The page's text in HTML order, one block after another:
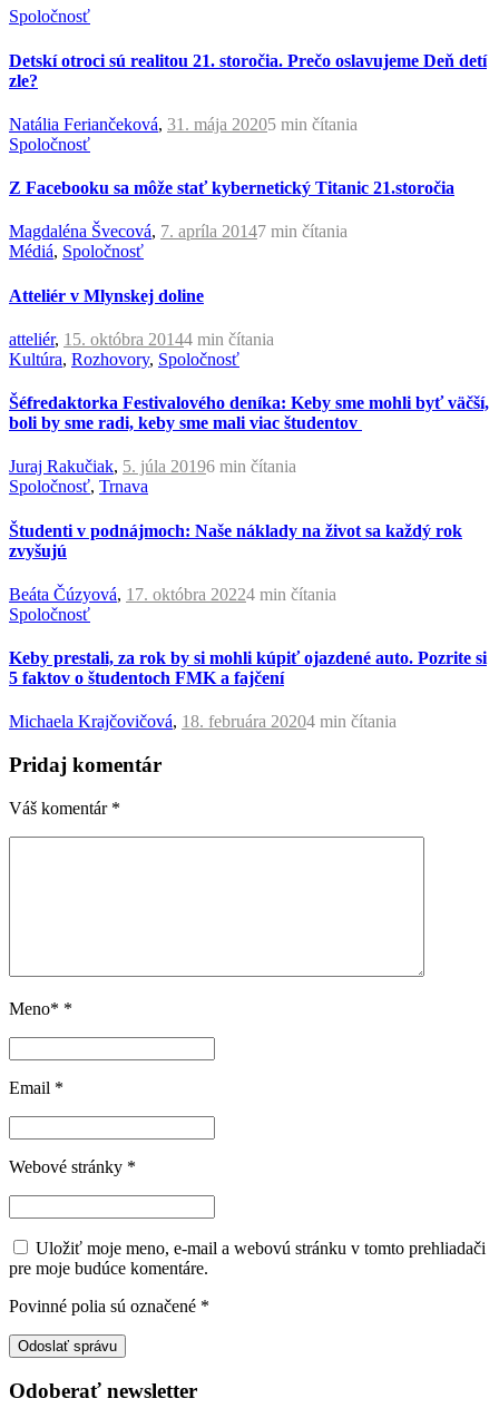
Spoločnosť
Detskí otroci sú realitou 21. storočia. Prečo oslavujeme Deň detí
zle?
Natália Feriančeková, 31. mája 20205 min čítania
Spoločnosť
Z Facebooku sa môže stať kybernetický Titanic 21.storočia
Magdaléna Švecová, 7. apríla 20147 min čítania
Médiá, Spoločnosť
Atteliér v Mlynskej doline
atteliér, 15. októbra 20144 min čítania
Kultúra, Rozhovory, Spoločnosť
Šéfredaktorka Festivalového deníka: Keby sme mohli byť väčší,
boli by sme radi, keby sme mali viac študentov
Juraj Rakučiak, 5. júla 20196 min čítania
Spoločnosť, Trnava
Študenti v podnájmoch: Naše náklady na život sa každý rok
zvyšujú
Beáta Čúzyová, 17. októbra 20224 min čítania
Spoločnosť
Keby prestali, za rok by si mohli kúpiť ojazdené auto. Pozrite si
5 faktov o študentoch FMK a fajčení
Michaela Krajčovičová, 18. februára 20204 min čítania
Pridaj komentár
Váš komentár *
Meno* *
Email *
Webové stránky *
Uložiť moje meno, e-mail a webovú stránku v tomto prehliadači
pre moje budúce komentáre.
Povinné polia sú označené *
Odoberať newsletter